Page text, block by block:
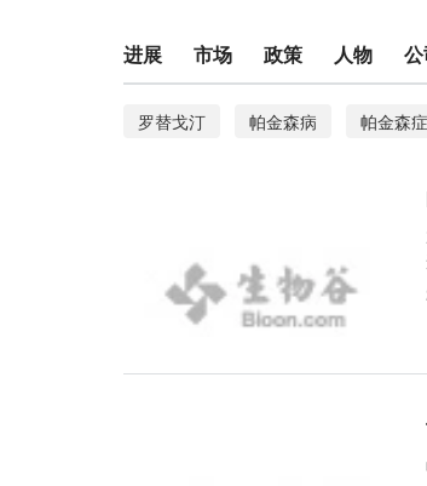
进展 市场 政策 人物 公
罗替戈汀 帕金森病 帕金森症